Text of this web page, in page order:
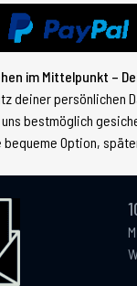
im Mittelpunkt –
deiner
bestmöglich
Option,